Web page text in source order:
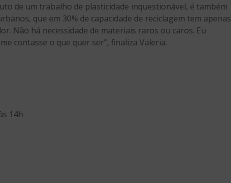
de um trabalho de plasticidade inquestionável, é também
que em 30% de capacidade de reciclagem tem apenas
Não há necessidade de materiais raros ou caros. Eu
contasse o que quer ser”, finaliza Valeria.
14h